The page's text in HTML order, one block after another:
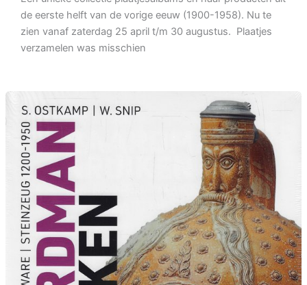
de eerste helft van de vorige eeuw (1900-1958). Nu te
zien vanaf zaterdag 25 april t/m 30 augustus. Plaatjes
verzamelen was misschien